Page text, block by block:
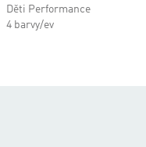
Děti Performance
4 barvy/ev